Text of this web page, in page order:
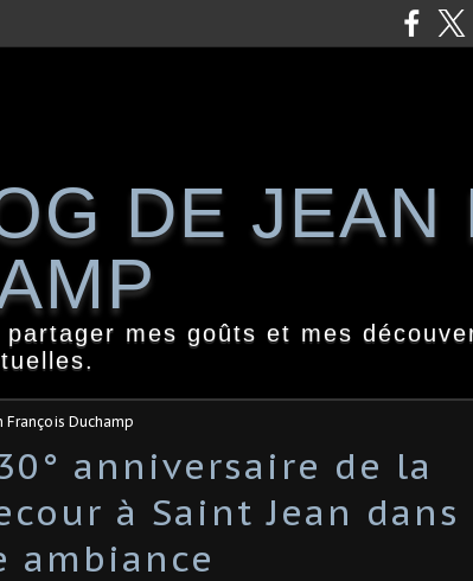
DE JEAN
mes goûts et mes
François Duchamp
anniversaire de la
à Saint Jean dans
ambiance